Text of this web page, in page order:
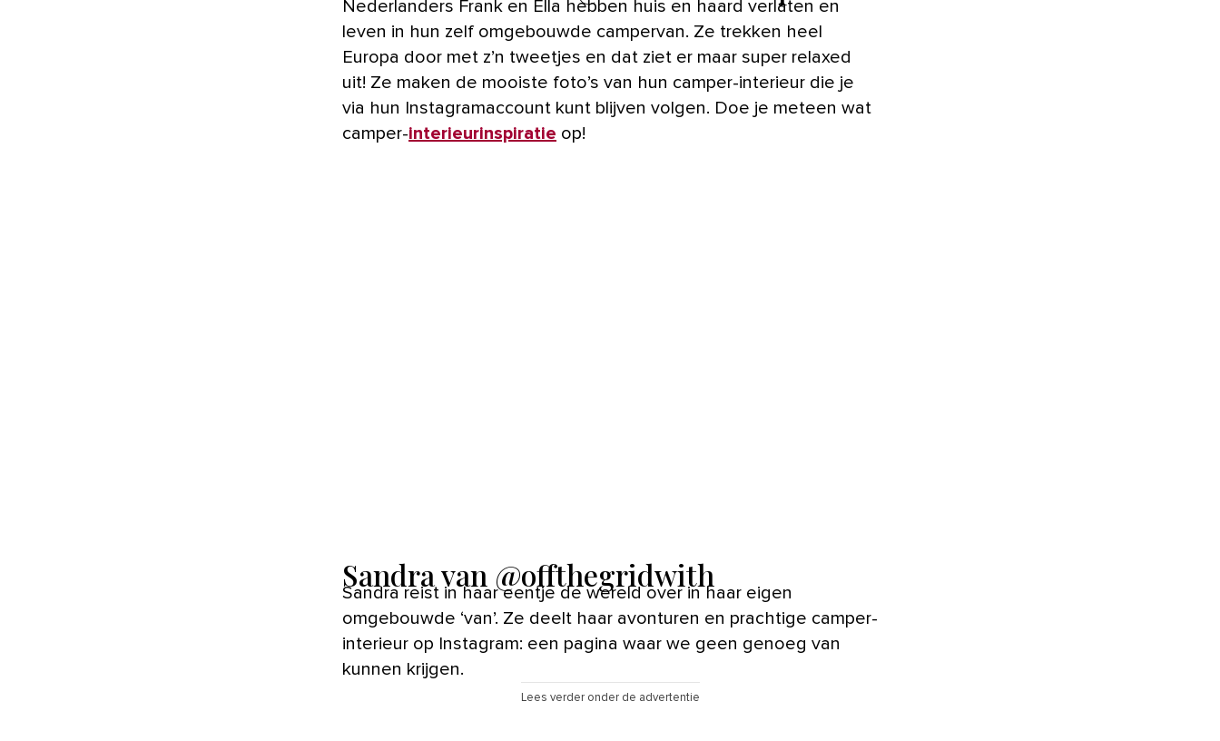
Nederlanders Frank en Ella hebben huis en haard verlaten en
leven in hun zelf omgebouwde campervan. Ze trekken heel
Europa door met z’n tweetjes en dat ziet er maar super relaxed
uit! Ze maken de mooiste foto’s van hun camper-interieur die je
via hun Instagramaccount kunt blijven volgen. Doe je meteen wat
camper-interieurinspiratie op!
Sandra van @offthegridwith
Sandra reist in haar eentje de wereld over in haar eigen
omgebouwde ‘van’. Ze deelt haar avonturen en prachtige camper-
interieur op Instagram: een pagina waar we geen genoeg van
kunnen krijgen.
Lees verder onder de advertentie